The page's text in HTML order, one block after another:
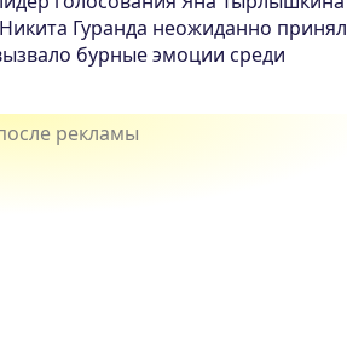
Гуранда неожиданно принял
бурные эмоции среди